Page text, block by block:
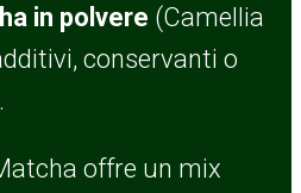
in polvere (Camellia
conservanti o
offre un mix